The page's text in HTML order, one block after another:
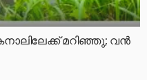
മറിഞ്ഞു; വൻ